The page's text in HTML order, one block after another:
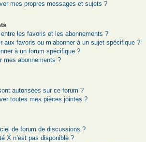
mes propres messages et sujets ?
les favoris et les abonnements ?
aux favoris ou m’abonner à un sujet spécifique ?
à un forum spécifique ?
mes abonnements ?
autorisées sur ce forum ?
toutes mes pièces jointes ?
de forum de discussions ?
X n’est pas disponible ?